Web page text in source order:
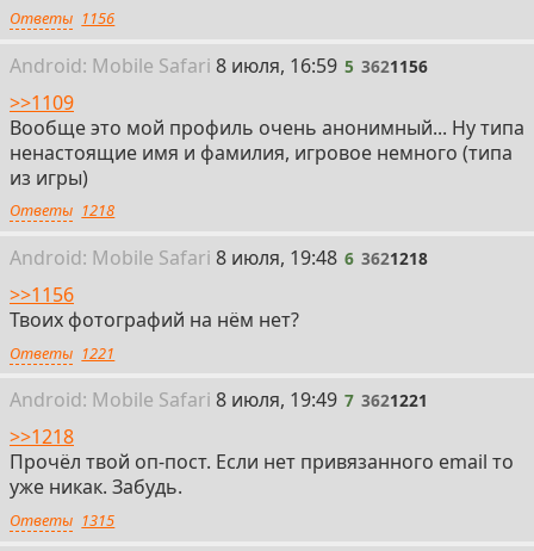
Ответы 1156
Android: Mobile Safari 5
8 июля, 16:59 5 3621156
>>1109
Вообще это мой профиль очень анонимный... Ну типа
ненастоящие имя и фамилия, игровое немного (типа
из игры)
Ответы 1218
Android: Mobile Safari 6
8 июля, 19:48 6 3621218
>>1156
Твоих фотографий на нём нет?
Ответы 1221
Android: Mobile Safari 7
8 июля, 19:49 7 3621221
>>1218
Прочёл твой оп-пост. Если нет привязанного email то
уже никак. Забудь.
Ответы 1315